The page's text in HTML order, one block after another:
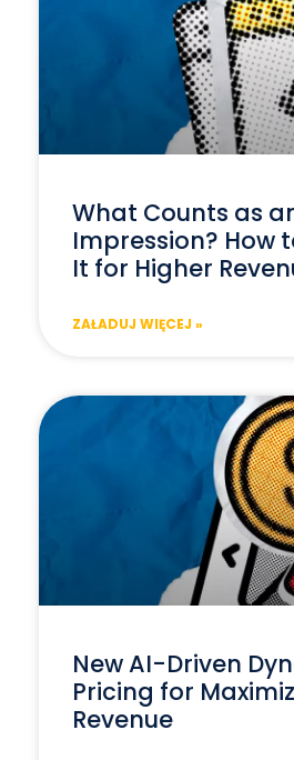
What Counts as
Impression? How
It for Higher
ZAŁADUJ WIĘCEJ »
New AI-Driven
Pricing for
Revenue